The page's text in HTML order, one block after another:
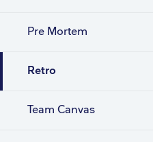
Pre Mortem
Retro
Team Canvas